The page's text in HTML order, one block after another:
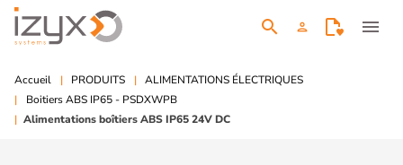
search person menu
Accueil PRODUITS
ALIMENTATIONS ÉLECTRIQUES
Boitiers ABS IP65 - PSDXWPB
Alimentations boîtiers ABS IP65 24V DC